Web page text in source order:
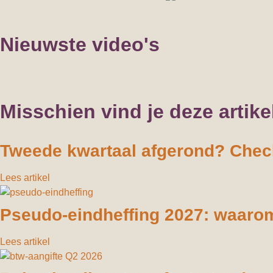
Nieuwste video's
Dit betaal je aan
Maximale
Maximale
Misschien vind je deze
Tweede kwartaal afgerond?
Lees artikel
Pseudo-eindheffing 2027:
Lees artikel